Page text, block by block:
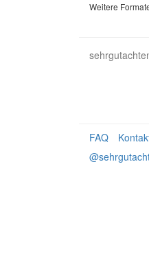
Weitere
FAQ